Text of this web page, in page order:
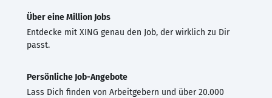
Über eine Million Jobs
Entdecke mit XING genau den Job, der wirklich zu Dir
passt.
Persönliche Job-Angebote
Lass Dich finden von Arbeitgebern und über 20.000